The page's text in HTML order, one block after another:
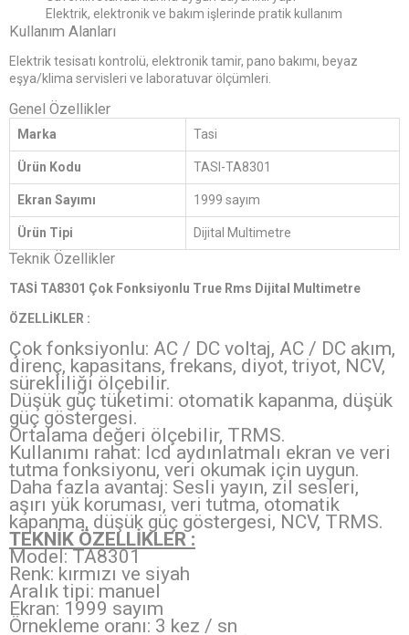
Elektrik, elektronik ve bakım işlerinde pratik kullanım
Kullanım Alanları
Elektrik tesisatı kontrolü, elektronik tamir, pano bakımı, beyaz
eşya/klima servisleri ve laboratuvar ölçümleri.
Genel Özellikler
Marka Tasi
Ürün Kodu TASI-TA8301
Ekran Sayımı 1999 sayım
Ürün Tipi Dijital Multimetre
Teknik Özellikler
TASİ TA8301 Çok Fonksiyonlu True Rms Dijital Multimetre
ÖZELLİKLER :
Çok fonksiyonlu: AC / DC voltaj, AC / DC akım,
direnç, kapasitans, frekans, diyot, triyot, NCV,
sürekliliği ölçebilir.
Düşük güç tüketimi: otomatik kapanma, düşük
güç göstergesi.
Ortalama değeri ölçebilir, TRMS.
Kullanımı rahat: lcd aydınlatmalı ekran ve veri
tutma fonksiyonu, veri okumak için uygun.
Daha fazla avantaj: Sesli yayın, zil sesleri,
aşırı yük koruması, veri tutma, otomatik
kapanma, düşük güç göstergesi, NCV, TRMS.
TEKNİK ÖZELLİKLER :
Model: TA8301
Renk: kırmızı ve siyah
Aralık tipi: manuel
Ekran: 1999 sayım
Örnekleme oranı: 3 kez / sn